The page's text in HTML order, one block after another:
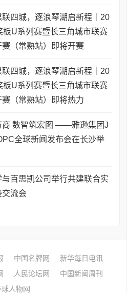
联四城，逐浪琴湖启新程｜20
板U系列赛暨长三角城市联赛
赛（常熟站）即将开赛
联四城，逐浪琴湖启新程｜20
板U系列赛暨长三角城市联赛
赛（常熟站）即将热力
商 数智筑宏图 ——雅逊集团J
全球新闻发布会在长沙举
百思凯公司举行共建联合实
交流会
中国名牌网
新华每日电讯
人民论坛网
中国新闻周刊
球人物网